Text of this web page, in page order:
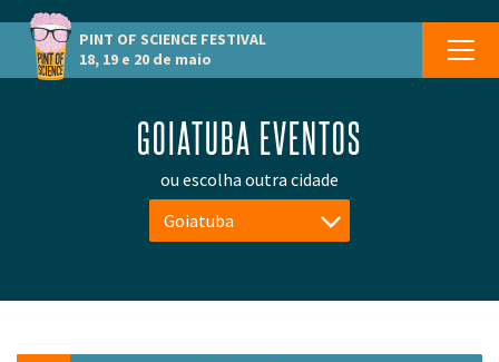
PINT OF SCIENCE FESTIVAL
18, 19 e 20 de maio
GOIATUBA EVENTOS
ou escolha outra cidade
Goiatuba